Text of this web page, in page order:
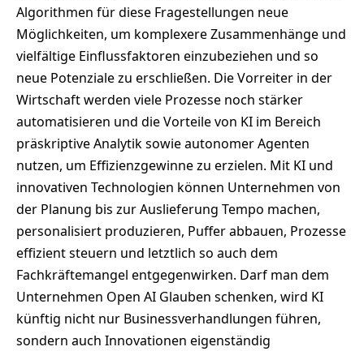
Algorithmen für diese Fragestellungen neue
Möglichkeiten, um komplexere Zusammenhänge und
vielfältige Einflussfaktoren einzubeziehen und so
neue Potenziale zu erschließen. Die Vorreiter in der
Wirtschaft werden viele Prozesse noch stärker
automatisieren und die Vorteile von KI im Bereich
präskriptive Analytik sowie autonomer Agenten
nutzen, um Effizienzgewinne zu erzielen. Mit KI und
innovativen Technologien können Unternehmen von
der Planung bis zur Auslieferung Tempo machen,
personalisiert produzieren, Puffer abbauen, Prozesse
effizient steuern und letztlich so auch dem
Fachkräftemangel entgegenwirken. Darf man dem
Unternehmen Open AI Glauben schenken, wird KI
künftig nicht nur Businessverhandlungen führen,
sondern auch Innovationen eigenständig